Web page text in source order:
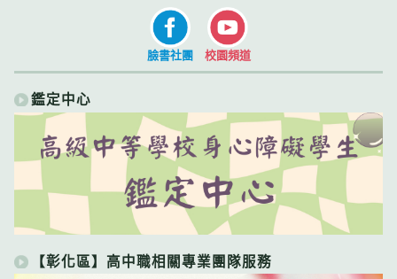
臉書社團 校園頻道
鑑定中心
【彰化區】高中職相關專業團隊服務